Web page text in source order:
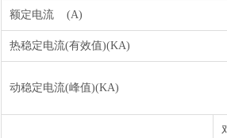
额定电流 (A)
热稳定电流(有效值)(KA)
动稳定电流(峰值)(KA)